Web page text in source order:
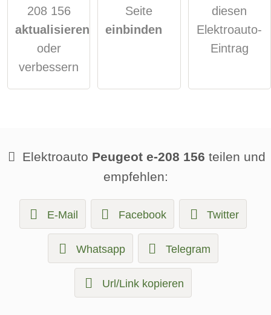
208 156
aktualisieren
oder
verbessern
Seite
einbinden
diesen
Elektroauto-
Eintrag
Elektroauto Peugeot e-208 156 teilen und
empfehlen:
E-Mail Facebook Twitter
Whatsapp Telegram
Url/Link kopieren